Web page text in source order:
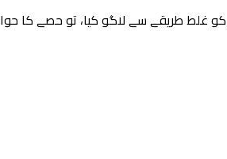
طریقے سے لاگو کیا، تو حصے کا